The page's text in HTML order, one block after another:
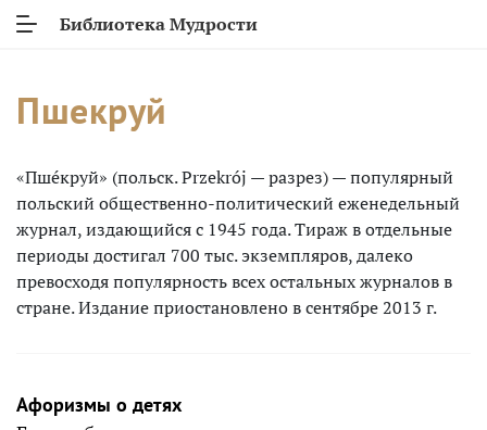
Библиотека Мудрости
Пшекруй
«Пше́круй» (польск. Przekrój — разрез) — популярный
польский общественно-политический еженедельный
журнал, издающийся с 1945 года. Тираж в отдельные
периоды достигал 700 тыс. экземпляров, далеко
превосходя популярность всех остальных журналов в
стране. Издание приостановлено в сентябре 2013 г.
Афоризмы о детях